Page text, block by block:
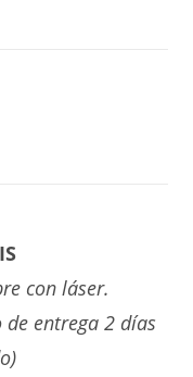
con láser.
entrega 2 días